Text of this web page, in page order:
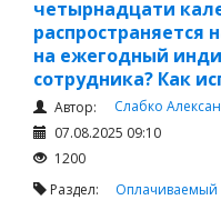
четырнадцати
распространяется
на ежегодный
сотрудника? Как
Автор:
Слабко
07.08.2025 09:10
1200
Раздел: Оплачиваемый